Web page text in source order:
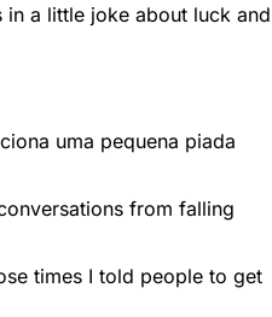
a little joke about luck and
uma pequena piada
from falling
times I told people to get